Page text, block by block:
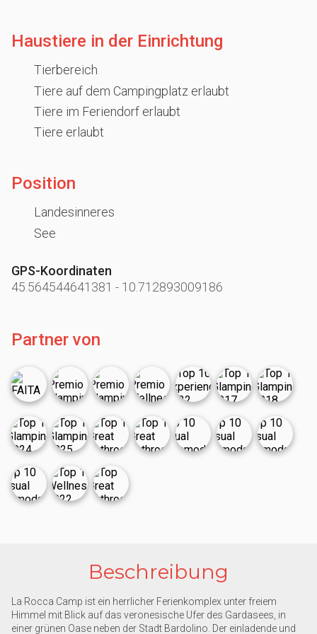
Haustiere in der Einrichtung
Tierbereich
Tiere auf dem Campingplatz erlaubt
Tiere im Feriendorf erlaubt
Tiere erlaubt
Position
Landesinneres
See
GPS-Koordinaten
45.564544641381 - 10.712893009186
Partner von
Beschreibung
La Rocca Camp ist ein herrlicher Ferienkomplex unter freiem
Himmel mit Blick auf das veronesische Ufer des Gardasees, in
einer grünen Oase neben der Stadt Bardolino. Der einladende und